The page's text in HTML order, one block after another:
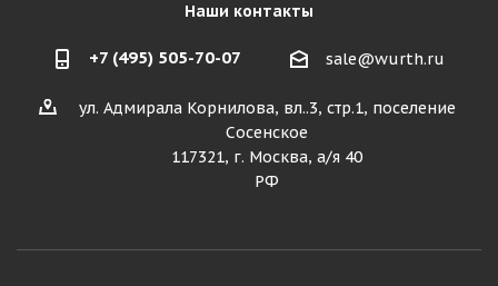
Наши контакты
+7 (495) 505-70-07 sale@wurth.ru
ул. Адмирала Корнилова, вл..3, стр.1, поселение
Сосенское
117321, г. Москва, а/я 40
РФ